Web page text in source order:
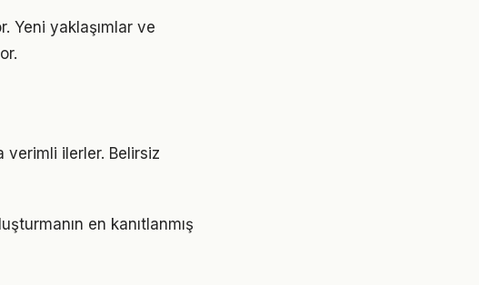
Yeni yaklaşımlar ve
ilerler. Belirsiz
en kanıtlanmış